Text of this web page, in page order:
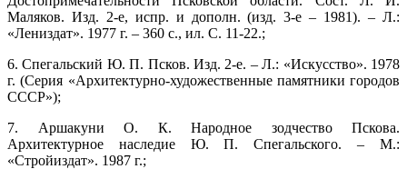
Маляков. Изд. 2-е, испр. и дополн. (изд. 3-е ‒ 1981). ‒ Л.:
«Лениздат». 1977 г. ‒ 360 с., ил. С. 11-22.;
6. Спегальский Ю. П. Псков. Изд. 2-е. ‒ Л.: «Искусство». 1978
г. (Серия «Архитектурно-художественные памятники городов
СССР»);
7. Аршакуни О. К. Народное зодчество Пскова.
Архитектурное наследие Ю. П. Спегальского. ‒ М.:
«Стройиздат». 1987 г.;